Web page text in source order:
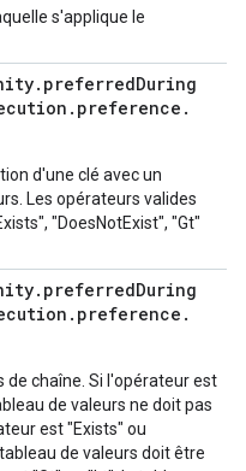
s'applique le
. preferredDuring
. preference .
d'une clé avec un
Les opérateurs valides
"DoesNotExist", "Gt"
. preferredDuring
. preference .
de chaîne. Si l'opérateur est
de valeurs ne doit pas
est "Exists" ou
de valeurs doit être